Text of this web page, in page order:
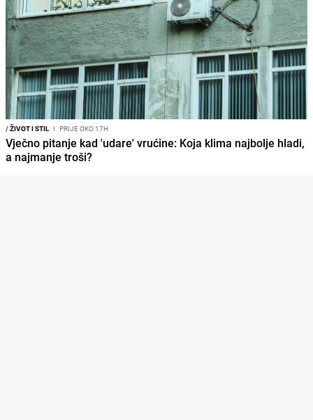
/ŽIVOT I STIL I PRIJE OKO 17H
Vječno pitanje kad 'udare' vrućine: Koja klima najbolje hladi,
a najmanje troši?